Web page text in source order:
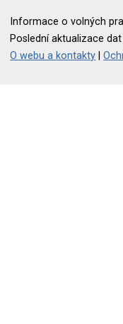
Informace o volných
Poslední aktualizace
O webu a kontakty |